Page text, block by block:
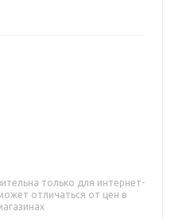
только для интернет-
отличаться от цен в